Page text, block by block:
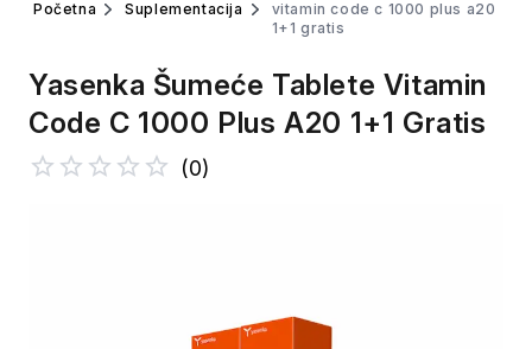
početna suplementacija
vitamin code c 1000 plus a20
1+1 gratis
Yasenka Šumeće Tablete Vitamin
Code C 1000 Plus A20 1+1 Gratis
(0)